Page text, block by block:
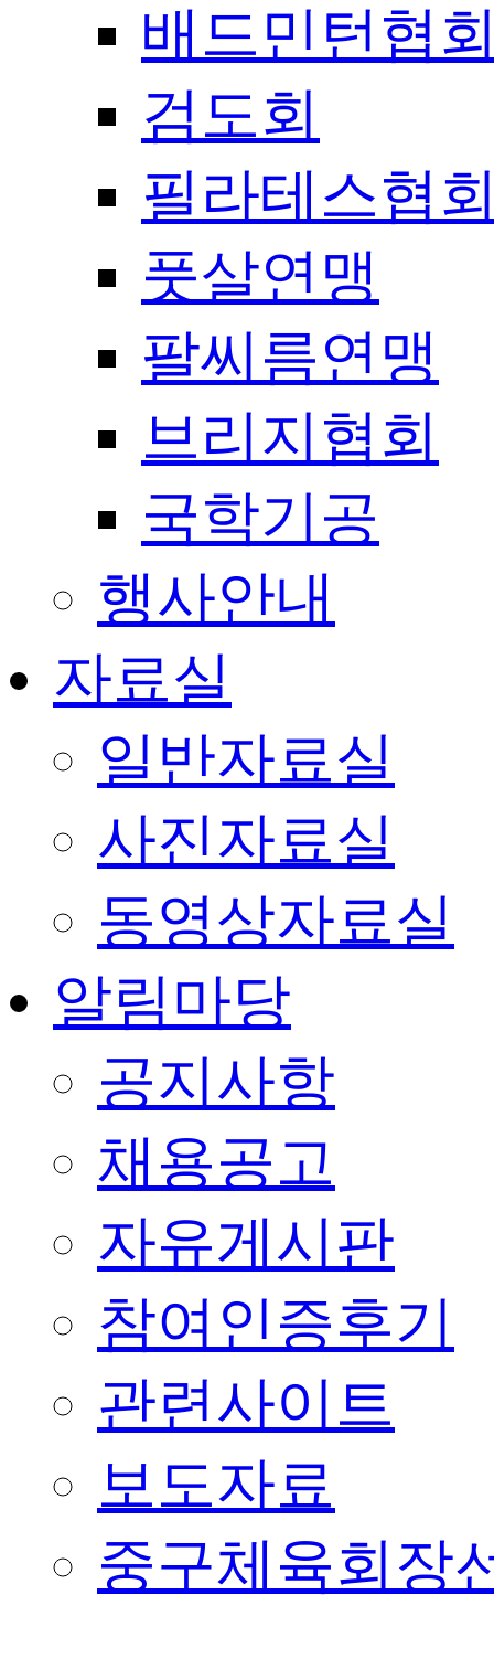
배드민턴협
검도회
필라테스협
풋살연맹
팔씨름연맹
브리지협회
국학기공
행사안내
자료실
일반자료실
사진자료실
동영상자료실
알림마당
공지사항
채용공고
자유게시판
참여인증후기
관련사이트
보도자료
중구체육회장